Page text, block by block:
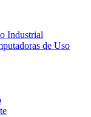
Industrial
de Uso